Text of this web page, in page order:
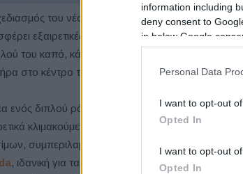
information including
deny consent to
in below Google
Personal Data
I want to opt-out
Opted In
I want to opt-out
Opted In
του νέου πρότυπου αυτοκινήτου,
εξαιρετικές επιδόσεις οδήγησης. Οι
του καπό, κάτι που επιτεύχθηκε τοποθετώντας
στο κέντρο του αυτοκινήτου.
ενός διπλού ρότορα περιστροφικού ηλεκτρικού
κλιμακούμενο κινητήρα με ευέλικτη διάταξη
συμπεριλαμβανομένου του υδρογόνου,
, ιδανική για τα sports car. Και όσο η μπαταρία